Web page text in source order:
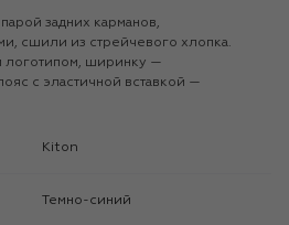
задних карманов,
сшили из стрейчевого хлопка.
ширинку —
с эластичной вставкой —
Kiton
Темно-синий